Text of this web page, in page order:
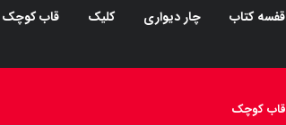
قفسه کتاب چار دیواری کلیک
قاب کوچک
قاب کوچک